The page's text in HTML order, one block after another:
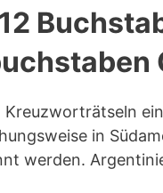
Kreuzworträtseln
in
werden.